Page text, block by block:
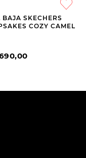
SKECHERS
COZY CAMEL
,00